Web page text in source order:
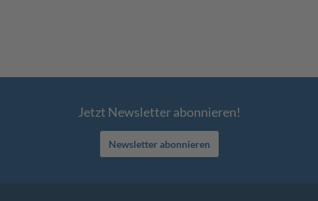
Jetzt Newsletter abonnieren!
Newsletter abonnieren